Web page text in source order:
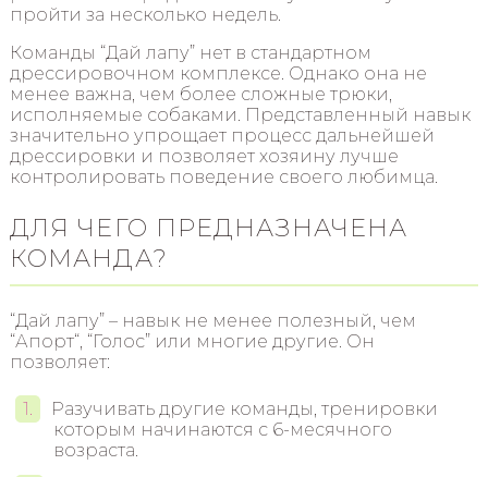
пройти за несколько недель.
Команды “Дай лапу” нет в стандартном
дрессировочном комплексе. Однако она не
менее важна, чем более сложные трюки,
исполняемые собаками. Представленный навык
значительно упрощает процесс дальнейшей
дрессировки и позволяет хозяину лучше
контролировать поведение своего любимца.
ДЛЯ ЧЕГО ПРЕДНАЗНАЧЕНА
КОМАНДА?
“Дай лапу” – навык не менее полезный, чем
“Апорт“, “Голос” или многие другие. Он
позволяет:
Разучивать другие команды, тренировки
которым начинаются с 6-месячного
возраста.